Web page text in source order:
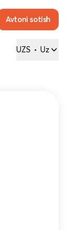
Avtoni sotish
UZS • Uz